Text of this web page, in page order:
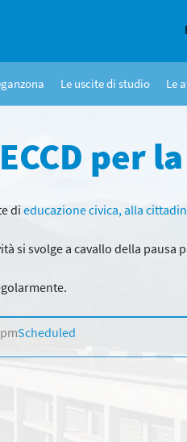
Le uscite di studio Le
per la
di educazione civica, alla
si svolge a cavallo della pausa
Scheduled